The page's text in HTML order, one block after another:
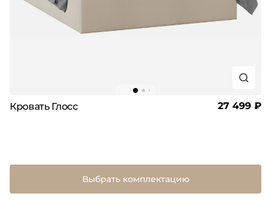
Кровать Глосс 27 499 ₽
Выбрать комплектацию